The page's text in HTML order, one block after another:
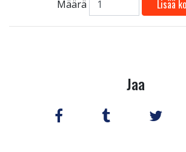
Määrä Lisää
Jaa